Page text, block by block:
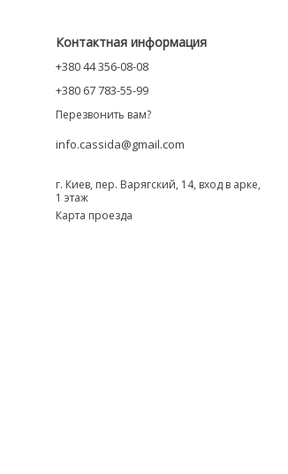
Контактная информация
+380 44 356-08-08
+380 67 783-55-99
Перезвонить вам?
info.cassida@gmail.com
г. Киев, пер. Варягский, 14, вход в арке,
1 этаж
Карта проезда